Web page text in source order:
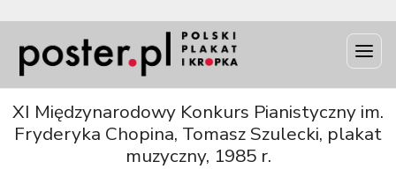
XI Międzynarodowy Konkurs Pianistyczny im.
Fryderyka Chopina, Tomasz Szulecki, plakat
muzyczny, 1985 r.